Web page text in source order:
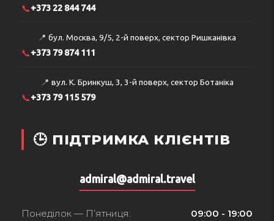
📞+373 22 844 744
📍 бул. Москва, 9/5, 2-й поверх, сектор Ришканівка
📞+373 79 874 111
📍 вул. К. Бринкуш, 3, 3-й поверх, сектор Ботаніка
📞+373 79 115 579
🕒 ПІДТРИМКА КЛІЄНТІВ
admiral@admiral.travel
Понеділок — П’ятниця: 09:00 - 19:00